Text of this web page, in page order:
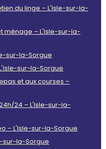
du linge – L'Isle-sur-la-
ménage – L'Isle-sur-la-
sur-la-Sorgue
sur-la-Sorgue
et aux courses –
24 – L'Isle-sur-la-
– L'Isle-sur-la-Sorgue
sur-la-Sorgue